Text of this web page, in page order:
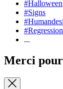
#Halloween
#Signs
#Regression
...
Merci